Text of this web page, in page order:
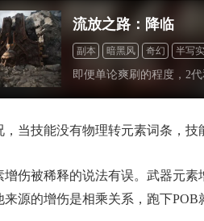
流放之路：降临
副本 暗黑风 奇幻 半写实
即便单论爽刷的程度，2
当技能没有物理转元素词条，
增伤被稀释的说法有误。武器元
源的增伤是相乘关系，跑下POB